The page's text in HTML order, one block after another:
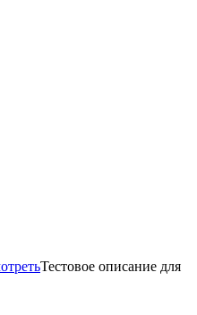
Тестовое описание для